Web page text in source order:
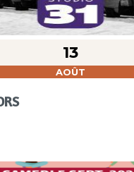
13
AOÛT